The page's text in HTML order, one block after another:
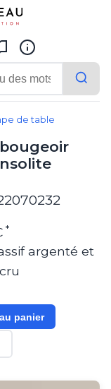
de table
*
argenté et
panier